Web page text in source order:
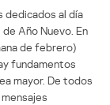
dedicados al día
Año Nuevo. En
de febrero)
fundamentos
mayor. De todos